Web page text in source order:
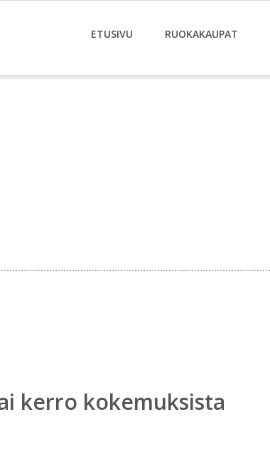
ETUSIVU RUOKAKAUPAT
kerro kokemuksista